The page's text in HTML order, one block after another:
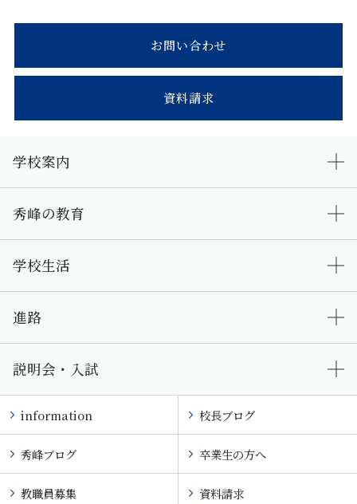
お問い合わせ
資料請求
学校案内
秀峰の教育
学校生活
進路
説明会・入試
information 校長ブログ
秀峰ブログ 卒業生の方へ
教職員募集 資料請求